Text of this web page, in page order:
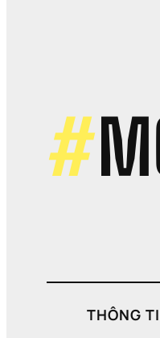
#
THÔNG